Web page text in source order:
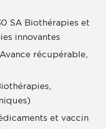
SA Biothérapies et
innovantes
Avance récupérable,
et vaccin